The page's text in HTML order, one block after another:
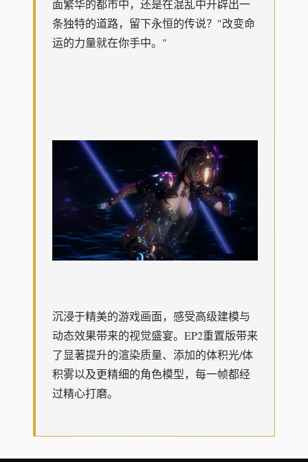
面繁华的都市中，还是在混乱中开辟出一
条独特的道路，留下永恒的传说？"改变命
运的力量就在你手中。"
沉浸于精美的游戏画面，感受高级建模与
动态效果带来的视觉盛宴。EP2重置版带来
了显著提升的渲染质量、添加的体积光/体
积雾以及更精细的角色模型，每一帧都经
过精心打磨。